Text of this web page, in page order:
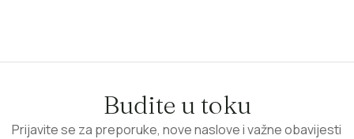
Budite u toku
Prijavite se za preporuke, nove naslove i važne obavijesti